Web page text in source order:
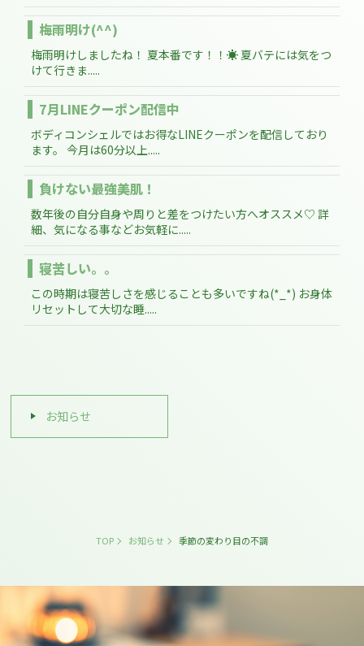
梅雨明け(^^)
梅雨明けしましたね！ 夏本番です！！☀ 夏バテには気をつ
けて行きま.....
7月LINEクーポン配信中
ボディコンシェルではお得なLINEクーポンを配信しており
ます。 今月は60分以上.....
負けない最強美肌！
数年後の自分自身や周りと差をつけたい方へオススメ♡ 詳
細、気になる事などお気軽に.....
寝苦しい。。
この時期は寝苦しさを感じることも多いですね(*_*) お身体
リセットして大切な睡.....
お知らせ
TOP お知らせ 季節の変わり目の不調